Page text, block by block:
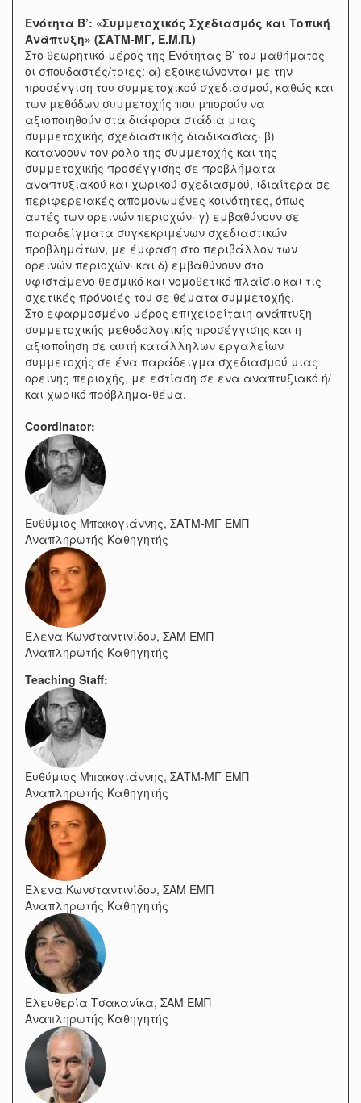
Ενότητα Β’: «Συμμετοχικός Σχεδιασμός και Τοπική
Ανάπτυξη» (ΣΑΤΜ-ΜΓ, Ε.Μ.Π.)
Στο θεωρητικό μέρος της Ενότητας Β’ του μαθήματος
οι σπουδαστές/τριες: α) εξοικειώνονται με την
προσέγγιση του συμμετοχικού σχεδιασμού, καθώς και
των μεθόδων συμμετοχής που μπορούν να
αξιοποιηθούν στα διάφορα στάδια μιας
συμμετοχικής σχεδιαστικής διαδικασίας· β)
κατανοούν τον ρόλο της συμμετοχής και της
συμμετοχικής προσέγγισης σε προβλήματα
αναπτυξιακού και χωρικού σχεδιασμού, ιδιαίτερα σε
περιφερειακές απομονωμένες κοινότητες, όπως
αυτές των ορεινών περιοχών· γ) εμβαθύνουν σε
παραδείγματα συγκεκριμένων σχεδιαστικών
προβλημάτων, με έμφαση στο περιβάλλον των
ορεινών περιοχών· και δ) εμβαθύνουν στο
υφιστάμενο θεσμικό και νομοθετικό πλαίσιο και τις
σχετικές πρόνοιές του σε θέματα συμμετοχής.
Στο εφαρμοσμένο μέρος επιχειρείταιη ανάπτυξη
συμμετοχικής μεθοδολογικής προσέγγισης και η
αξιοποίηση σε αυτή κατάλληλων εργαλείων
συμμετοχής σε ένα παράδειγμα σχεδιασμού μιας
ορεινής περιοχής, με εστίαση σε ένα αναπτυξιακό ή/
και χωρικό πρόβλημα-θέμα.
Coordinator:
Ευθύμιος Μπακογιάννης, ΣΑΤΜ-ΜΓ ΕΜΠ
Αναπληρωτής Καθηγητής
Έλενα Κωνσταντινίδου, ΣΑΜ ΕΜΠ
Αναπληρωτής Καθηγητής
Teaching Staff:
Ευθύμιος Μπακογιάννης, ΣΑΤΜ-ΜΓ ΕΜΠ
Αναπληρωτής Καθηγητής
Έλενα Κωνσταντινίδου, ΣΑΜ ΕΜΠ
Αναπληρωτής Καθηγητής
Ελευθερία Τσακανίκα, ΣΑΜ ΕΜΠ
Αναπληρωτής Καθηγητής